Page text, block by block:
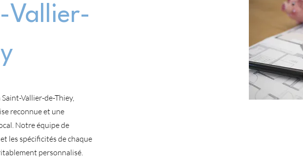
Vallier-
Vallier-de-Thiey,
reconnue et une
Notre équipe de
les spécificités de chaque
personnalisé.